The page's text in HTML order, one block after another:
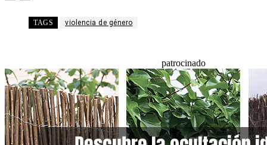
TAGS violencia de género
patrocinado